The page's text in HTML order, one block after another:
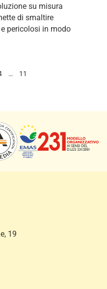
su misura
di smaltire
pericolosi in modo
… 11
19